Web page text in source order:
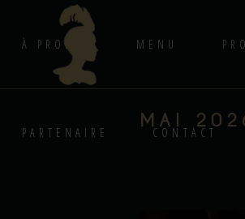
À PROPOS MENU
PARTENAIRE CONTACT
MAI